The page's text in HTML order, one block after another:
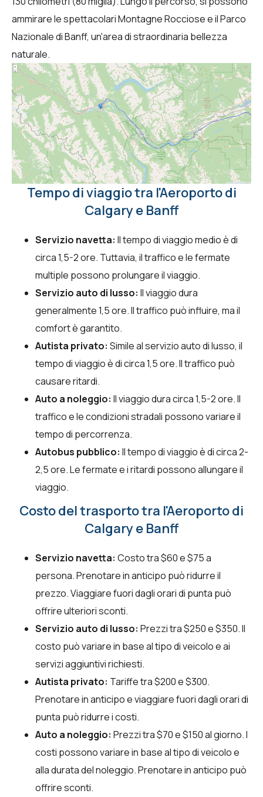
ammirare le spettacolari Montagne Rocciose e il Parco
Nazionale di Banff, un'area di straordinaria bellezza
naturale.
Tempo di viaggio tra l'Aeroporto di
Calgary e Banff
Servizio navetta: Il tempo di viaggio medio è di
circa 1,5-2 ore. Tuttavia, il traffico e le fermate
multiple possono prolungare il viaggio.
Servizio auto di lusso: Il viaggio dura
generalmente 1,5 ore. Il traffico può influire, ma il
comfort è garantito.
Autista privato: Simile al servizio auto di lusso, il
tempo di viaggio è di circa 1,5 ore. Il traffico può
causare ritardi.
Auto a noleggio: Il viaggio dura circa 1,5-2 ore. Il
traffico e le condizioni stradali possono variare il
tempo di percorrenza.
Autobus pubblico: Il tempo di viaggio è di circa 2-
2,5 ore. Le fermate e i ritardi possono allungare il
viaggio.
Costo del trasporto tra l'Aeroporto di
Calgary e Banff
Servizio navetta: Costo tra $60 e $75 a
persona. Prenotare in anticipo può ridurre il
prezzo. Viaggiare fuori dagli orari di punta può
offrire ulteriori sconti.
Servizio auto di lusso: Prezzi tra $250 e $350. Il
costo può variare in base al tipo di veicolo e ai
servizi aggiuntivi richiesti.
Autista privato: Tariffe tra $200 e $300.
Prenotare in anticipo e viaggiare fuori dagli orari di
punta può ridurre i costi.
Auto a noleggio: Prezzi tra $70 e $150 al giorno. I
costi possono variare in base al tipo di veicolo e
alla durata del noleggio. Prenotare in anticipo può
offrire sconti.